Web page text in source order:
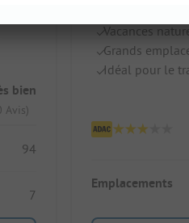
bien
Avis)
94
7
Vacances
Grands
Idéal pour le
Emplacements